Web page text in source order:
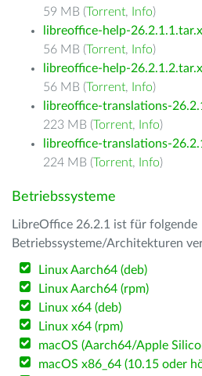
59 MB (Torrent, Info)
libreoffice-help-
56 MB (Torrent, Info)
libreoffice-help-
56 MB (Torrent, Info)
libreoffice-translations-
223 MB (Torrent, Info)
libreoffice-translations-
224 MB (Torrent, Info)
Betriebssysteme
LibreOffice 26.2.1 ist für folgende
Betriebssysteme/Architekturen
Linux Aarch64 (deb)
Linux Aarch64 (rpm)
Linux x64 (deb)
Linux x64 (rpm)
macOS (Aarch64/Apple
macOS x86_64 (10.15 oder